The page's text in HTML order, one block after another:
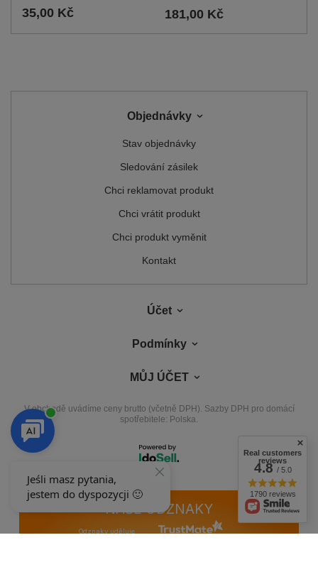
35,00 Kč 181,00 Kč
Objednávky
Stav objednávky
Sledování zásilek
Chci reklamovat produkt
Chci vrátit produkt
Chci produkt vyměnit
Kontakt
Účet
Podmínky
MŮJ ÚČET
V obchodě uvádíme ceny brutto (včetně DPH). Sazby DPH pro domácí
spotřebitele: Polska.
NAŠE ODZNAKY
Odznaky uděluje
Real customers
reviews
4.8/ 5.0
1790 reviews